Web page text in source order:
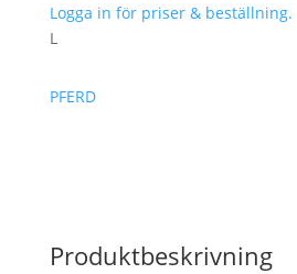
Logga in för priser & beställning.
L
PFERD
Produktbeskrivning